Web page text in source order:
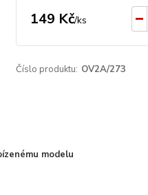
149 Kč/ks
Číslo produktu: OV2A/273
modelu